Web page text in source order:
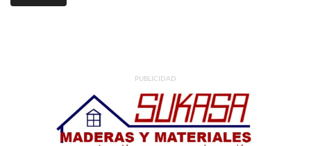
PUBLICIDAD